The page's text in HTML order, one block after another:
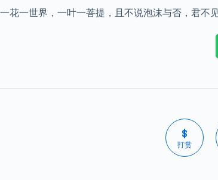
一花一世界，一叶一菩提，且不说泡沫与否，君不
打赏